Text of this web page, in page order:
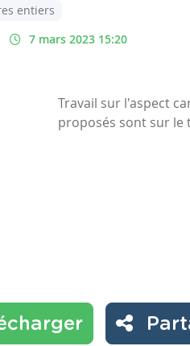
entiers
7 mars 2023 15:20
Travail sur l'aspect
proposés sont sur le